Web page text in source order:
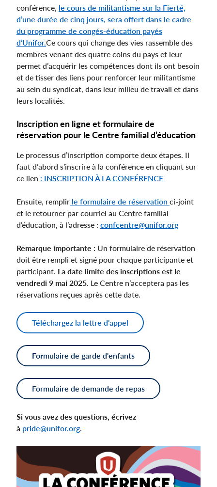
conférence, le cours de militantisme sur la Fierté,
d’une durée de cinq jours, sera offert dans le cadre
du programme de congés-éducation payés
d’Unifor.Ce cours qui change des vies rassemble des
membres venant des quatre coins du pays et leur
permet d’acquérir les compétences dont ils ont besoin
et de tisser des liens pour renforcer leur militantisme
au sein du syndicat, dans leur milieu de travail et dans
leurs localités.
Inscription en ligne et formulaire de
réservation pour le Centre familial d’éducation
Le processus d’inscription comporte deux étapes. Il
faut d’abord s’inscrire à la conférence en cliquant sur
ce lien : INSCRIPTION À LA CONFÉRENCE
Ensuite, remplir le formulaire de réservation ci-joint
et le retourner par courriel au Centre familial
d’éducation, à l’adresse : confcentre@unifor.org
Remarque importante : Un formulaire de réservation
doit être rempli et signé pour chaque participante et
participant. La date limite des inscriptions est le
vendredi 9 mai 2025. Le Centre n’acceptera pas les
réservations reçues après cette date.
Téléchargez la lettre d'appel
Formulaire de garde d'enfants
Formulaire de demande de repas
Si vous avez des questions, écrivez
à pride@unifor.org.
Image